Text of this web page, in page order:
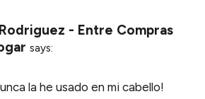
- Entre Compras
says:
la he usado en mi cabello!